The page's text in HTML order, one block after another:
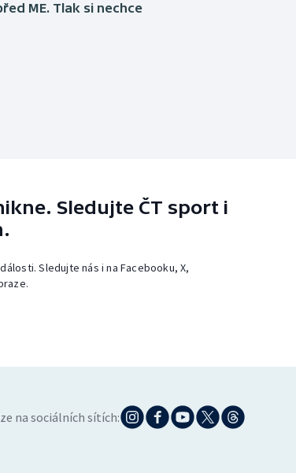
ME. Tlak si nechce
Sledujte ČT sport i
Sledujte nás i na Facebooku, X,
na sociálních sítích: